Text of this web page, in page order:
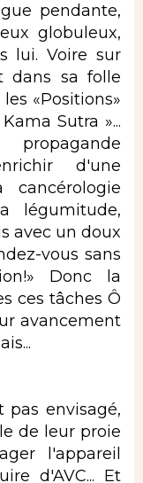
pendante,
globuleux,
lui. Voire sur
dans sa folle
«Positions»
Sutra »...
d'une
cancérologie
légumitude,
avec un doux
vous sans
Donc la
ces tâches Ô
avancement
pas envisagé,
de leur proie
l'appareil
d'AVC... Et